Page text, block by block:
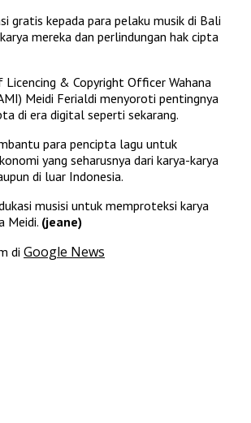
gratis kepada para pelaku musik di Bali
mereka dan perlindungan hak cipta
& Copyright Officer Wahana
Meidi Ferialdi menyoroti pentingnya
di era digital seperti sekarang.
para pencipta lagu untuk
yang seharusnya dari karya-karya
di luar Indonesia.
musisi untuk memproteksi karya
Meidi. (jeane)
di Google News